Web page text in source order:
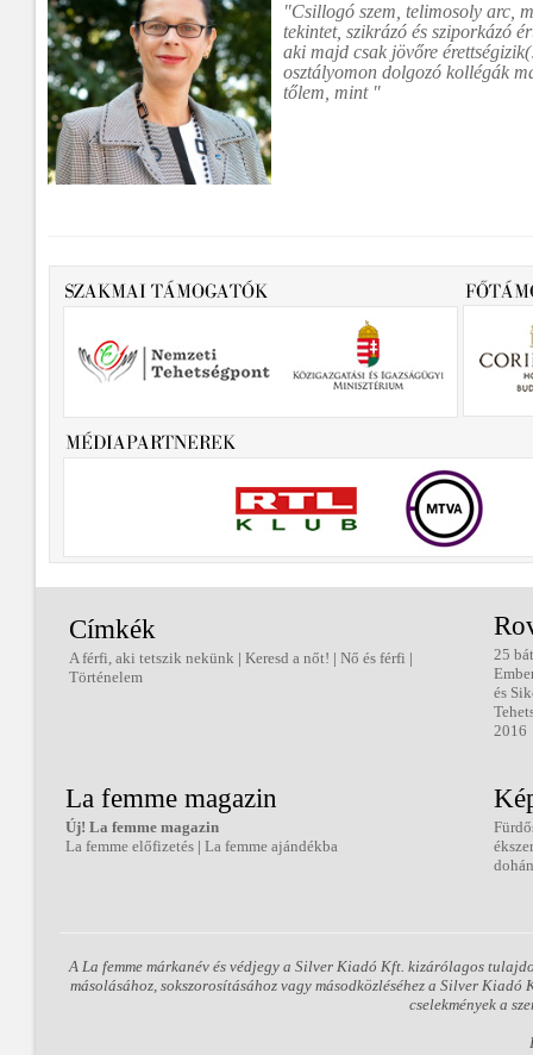
"Csillogó szem, telimosoly arc,
tekintet, szikrázó és sziporkázó
aki majd csak jövőre
osztályomon dolgozó kollégák
tőlem, mint "
Címkék
A férfi, aki tetszik nekünk | Keresd a nőt! | Nő és férfi |
Történelem
25
és
2016
La femme magazin
Új! La femme magazin
La femme előfizetés | La femme ajándékba
A La femme márkanév és védjegy a Silver Kiadó Kft. kizárólagos
másolásához, sokszorosításához vagy másodközléséhez a Silver
cselekmények a